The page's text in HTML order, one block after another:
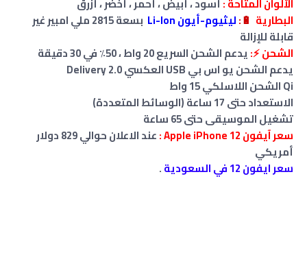
البطارية 🔋
:ليثيوم-أيون Li-Ion
بسعة 2815 ملي امبير غير
قابلة للإزالة
الشحن ⚡:يدعم الشحن السريع 20 واط ، 50٪ في 30 دقيقة
يدعم الشحن يو اس بي USB العكسي Delivery 2.0
Qiالشحن اللاسلكي15 واط
الاستعداد حتى 17 ساعة (الوسائط المتعددة)
تشغيل الموسيقى حتى 65 ساعة
سعر آيفون Apple iPhone 12 :
عند الاعلان حوالي 829 دولار
أمريكي
سعر ايفون 12 في السعودية
.